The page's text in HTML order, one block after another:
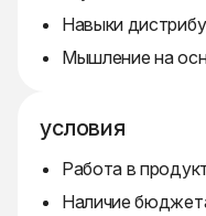
Навыки
Мышление на
условия
Работа в
Наличие